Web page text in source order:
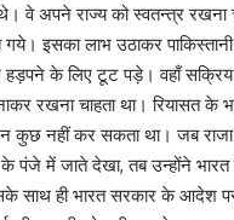
वे अपने राज्य को स्वतन्त्र रखना
इसका लाभ उठाकर
हड़पने के लिए टूट पड़े। वहाँ
रखना चाहता था। रियासत के
कुछ नहीं कर सकता था। जब राजा
के पंजे में जाते देखा, तब उन्होंने
साथ ही भारत सरकार के आदेश